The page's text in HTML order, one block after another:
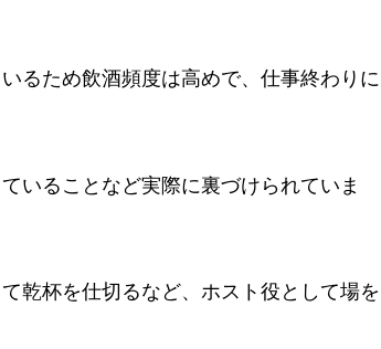
るため飲酒頻度は高めで、仕事終わりに
いることなど実際に裏づけられていま
乾杯を仕切るなど、ホスト役として場を